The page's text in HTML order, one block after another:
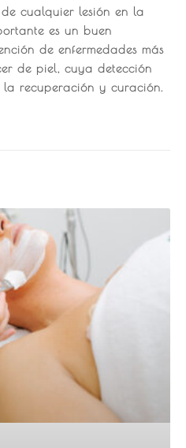
cualquier lesión en la
es un buen
de enfermedades más
de piel, cuya detección
recuperación y curación.